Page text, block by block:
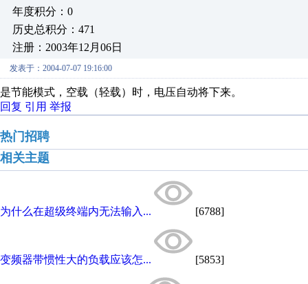
年度积分：0
历史总积分：471
注册：2003年12月06日
发表于：2004-07-07 19:16:00
是节能模式，空载（轻载）时，电压自动将下来。
回复 引用 举报
热门招聘
相关主题
为什么在超级终端内无法输入... [6788]
变频器带惯性大的负载应该怎... [5853]